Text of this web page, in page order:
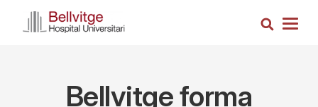
Cerca
Bellvitge forma